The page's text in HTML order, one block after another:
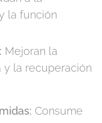
la función
Mejoran la
y la recuperación
Consume